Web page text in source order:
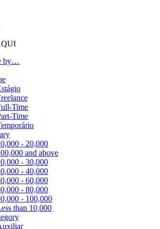
by…
Time
Time
- 20,000
and above
- 30,000
- 40,000
- 60,000
- 80,000
- 100,000
than 10,000